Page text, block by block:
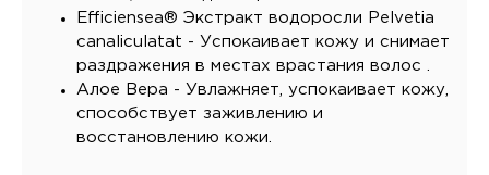
Efficiensea® Экстракт водоросли Pelvetia
canaliculatat - Успокаивает кожу и снимает
раздражения в местах врастания волос .
Алое Вера - Увлажняет, успокаивает кожу,
способствует заживлению и
восстановлению кожи.